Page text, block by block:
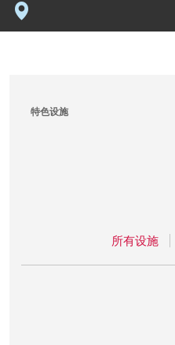
特色设施
所有设施